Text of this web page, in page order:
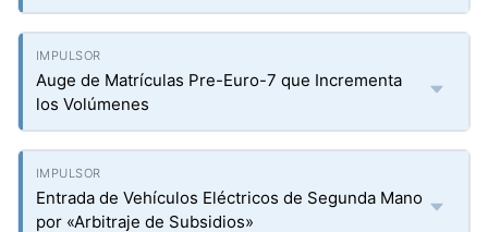
Auge de Matrículas Pre-Euro-7 que Incrementa
los Volúmenes
Entrada de Vehículos Eléctricos de Segunda Mano
por «Arbitraje de Subsidios»